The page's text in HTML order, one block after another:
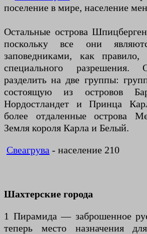
поселение в мире, население
Остальные острова
поскольку все они
заповедниками, как правило,
специального разрешения.
разделить на две группы:
состоящую из островов
Нордостландет и Принца
более отдаленные острова
Земля короля Карла и Белый.
Свеагрува - население 210
Шахтерские города
1 Пирамида — заброшенное
теперь место назначения